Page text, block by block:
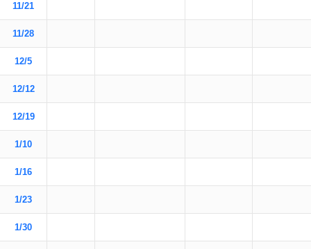
11/21
11/28
12/5
12/12
12/19
1/10
1/16
1/23
1/30